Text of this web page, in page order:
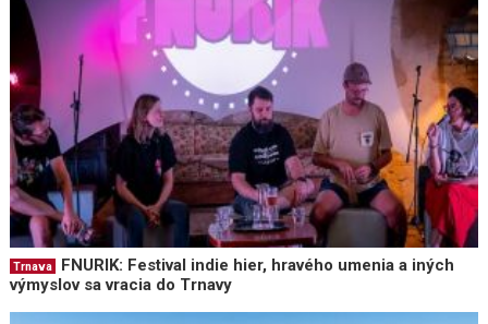
Trnava
FNURIK: Festival indie hier, hravého umenia a iných
výmyslov sa vracia do Trnavy